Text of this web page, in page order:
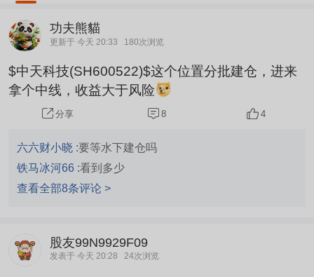
功夫熊貓
更新于 今天 20:33 180次浏览
$中天科技(SH600522)$这个位置分批建仓，进来
拿个中线，收益大于风险
分享 8 4
六六财小晓 :要等水下建仓吗
铁马冰河66 :看到多少
查看全部8条评论 >
股友99N9929F09
发表于 今天 20:28 24次浏览